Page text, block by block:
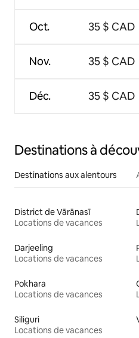
Oct.
Nov.
Déc.
35 $ CAD
35 $ CAD
35 $ CAD
Destinations à
Destinations aux alentours
District de Vārānasī
Locations de vacances
Darjeeling
Locations de vacances
Pokhara
Locations de vacances
Siliguri
Locations de vacances